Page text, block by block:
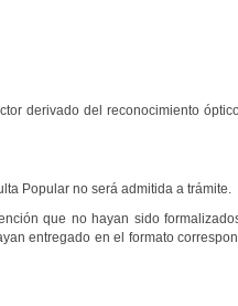
derivado del reconocimiento
Popular no será admitida a trámite.
que no hayan sido
entregado en el formato